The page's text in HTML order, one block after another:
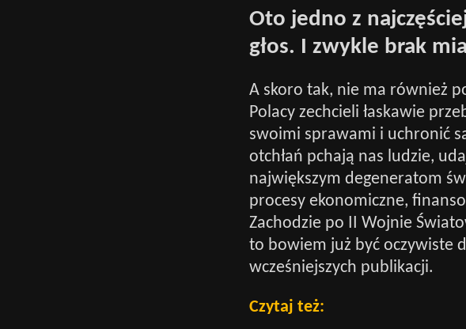
Oto jedno z
głos. I zwykle brak
A skoro tak, nie ma również
Polacy zechcieli łaskawie
swoimi sprawami i uchronić
otchłań pchają nas ludzie,
największym degeneratom
procesy ekonomiczne,
Zachodzie po II Wojnie
to bowiem już być oczywiste
wcześniejszych publikacji.
Czytaj też: